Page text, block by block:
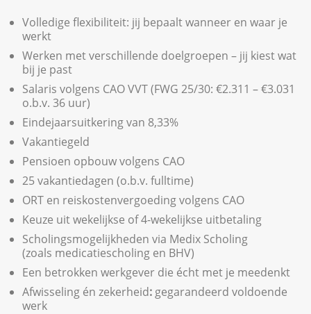
Volledige flexibiliteit: jij bepaalt wanneer en waar je
werkt
Werken met verschillende doelgroepen – jij kiest wat
bij je past
Salaris volgens CAO VVT (FWG 25/30: €2.311 – €3.031
o.b.v. 36 uur)
Eindejaarsuitkering van 8,33%
Vakantiegeld
Pensioen opbouw volgens CAO
25 vakantiedagen (o.b.v. fulltime)
ORT en reiskostenvergoeding volgens CAO
Keuze uit wekelijkse of 4-wekelijkse uitbetaling
Scholingsmogelijkheden via Medix Scholing
(zoals medicatiescholing en BHV)
Een betrokken werkgever die écht met je meedenkt
Afwisseling én zekerheid: gegarandeerd voldoende
werk